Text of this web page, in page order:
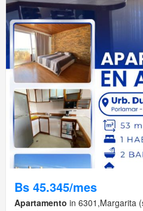
Bs 45.345/mes
Apartamento in 6301,Margarita